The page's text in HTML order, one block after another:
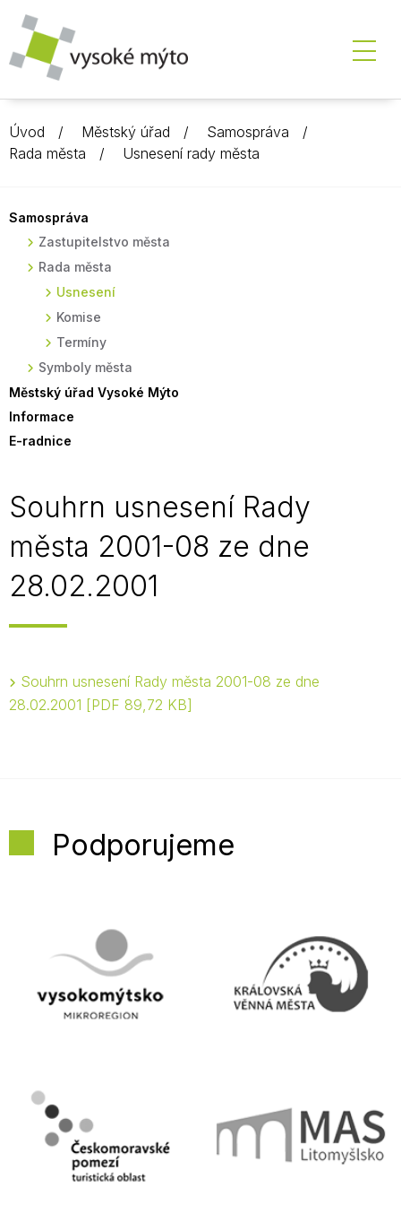
Úvod Městský úřad
Samospráva
Rada města
Usnesení rady města
Samospráva
Zastupitelstvo města
Rada města
Usnesení
Komise
Termíny
Symboly města
Městský úřad Vysoké Mýto
Informace
E-radnice
Souhrn usnesení Rady
města 2001-08 ze dne
28.02.2001
Souhrn usnesení Rady města 2001-08 ze dne
28.02.2001
PDF 89,72 KB
Podporujeme